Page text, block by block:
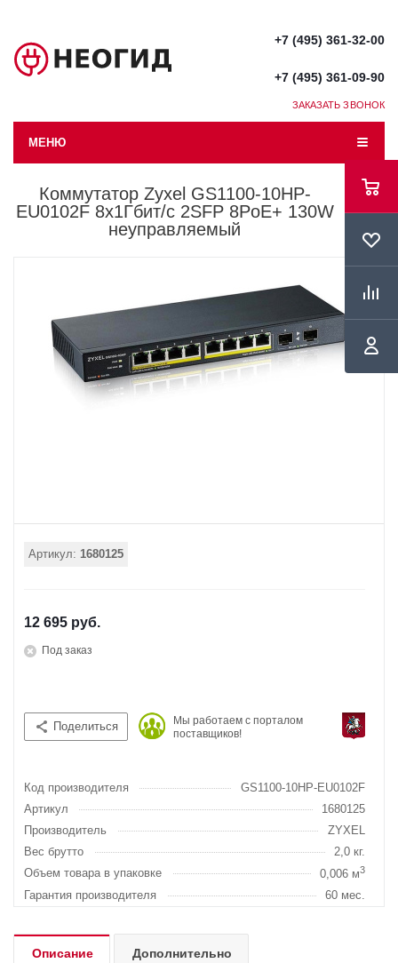
+7 (495) 361-32-00
+7 (495) 361-09-90
ЗАКАЗАТЬ ЗВОНОК
МЕНЮ
Коммутатор Zyxel GS1100-10HP-
EU0102F 8x1Гбит/с 2SFP 8PoE+ 130W
неуправляемый
Артикул: 1680125
12 695 руб.
Под заказ
Поделиться
Мы работаем с порталом
поставщиков!
Код производителя
GS1100-10HP-EU0102F
Артикул
1680125
Производитель
ZYXEL
Вес брутто
2,0 кг.
Объем товара в упаковке
0,006 м3
Гарантия производителя 60 мес.
Описание Дополнительно